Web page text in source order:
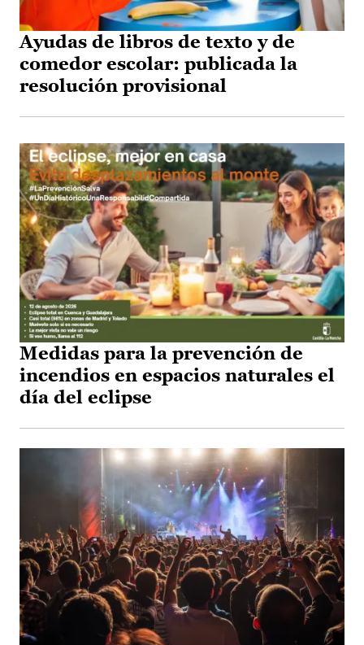
Ayudas de libros de texto y de
comedor escolar: publicada la
resolución provisional
Medidas para la prevención de
incendios en espacios naturales el
día del eclipse